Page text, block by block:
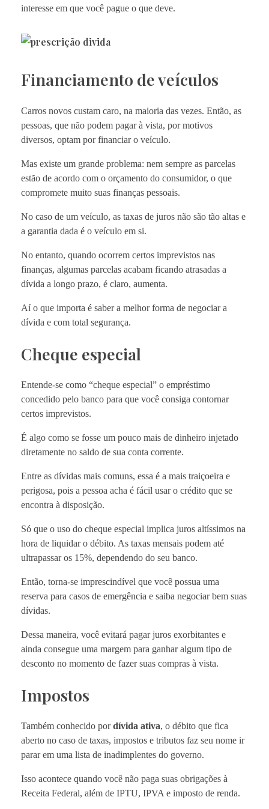
interesse em que você pague o que deve.
Financiamento de veículos
Carros novos custam caro, na maioria das vezes. Então, as
pessoas, que não podem pagar à vista, por motivos
diversos, optam por financiar o veículo.
Mas existe um grande problema: nem sempre as parcelas
estão de acordo com o orçamento do consumidor, o que
compromete muito suas finanças pessoais.
No caso de um veículo, as taxas de juros não são tão altas e
a garantia dada é o veículo em si.
No entanto, quando ocorrem certos imprevistos nas
finanças, algumas parcelas acabam ficando atrasadas a
dívida a longo prazo, é claro, aumenta.
Aí o que importa é saber a melhor forma de negociar a
dívida e com total segurança.
Cheque especial
Entende-se como “cheque especial” o empréstimo
concedido pelo banco para que você consiga contornar
certos imprevistos.
É algo como se fosse um pouco mais de dinheiro injetado
diretamente no saldo de sua conta corrente.
Entre as dívidas mais comuns, essa é a mais traiçoeira e
perigosa, pois a pessoa acha é fácil usar o crédito que se
encontra à disposição.
Só que o uso do cheque especial implica juros altíssimos na
hora de liquidar o débito. As taxas mensais podem até
ultrapassar os 15%, dependendo do seu banco.
Então, torna-se imprescindível que você possua uma
reserva para casos de emergência e saiba negociar bem suas
dívidas.
Dessa maneira, você evitará pagar juros exorbitantes e
ainda consegue uma margem para ganhar algum tipo de
desconto no momento de fazer suas compras à vista.
Impostos
Também conhecido pordívida ativa, o débito que fica
aberto no caso de taxas, impostos e tributos faz seu nome ir
parar em uma lista de inadimplentes do governo.
Isso acontece quando você não paga suas obrigações à
Receita Federal, além de IPTU, IPVA e imposto de renda.